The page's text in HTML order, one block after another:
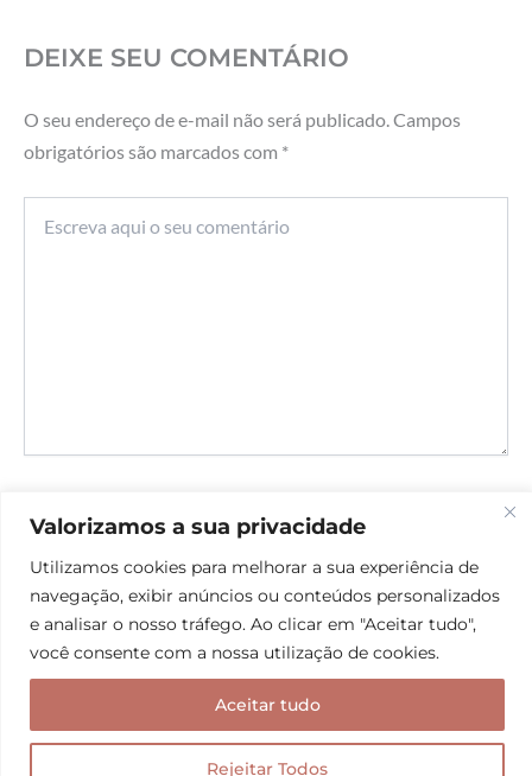
Valorizamos a sua privacidade
Utilizamos cookies para melhorar a sua experiência de
navegação, exibir anúncios ou conteúdos personalizados
e analisar o nosso tráfego. Ao clicar em "Aceitar tudo",
você consente com a nossa utilização de cookies.
Rejeitar Todos
Aceitar tudo
DEIXE SEU COMENTÁRIO
O seu endereço de e-mail não será publicado.Campos
obrigatórios são marcados com *
aqui
Email*